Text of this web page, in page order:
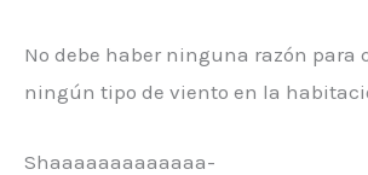
No debe haber ninguna razón para
ningún tipo de viento en la
Shaaaaaaaaaaaaa-